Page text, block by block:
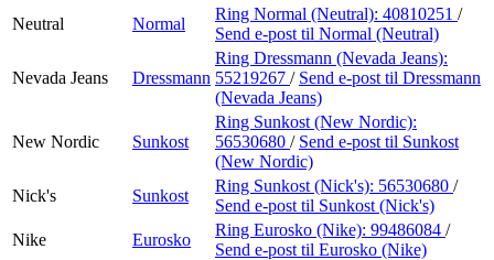
Neutral
Normal
Ring Normal (Neutral): 40810251 /
Send e-post til Normal (Neutral)
Nevada Jeans Dressmann
Ring Dressmann (Nevada Jeans):
55219267 / Send e-post til Dressmann
(Nevada Jeans)
New Nordic Sunkost
Ring Sunkost (New Nordic):
56530680 / Send e-post til Sunkost
(New Nordic)
Nick's
Sunkost
Ring Sunkost (Nick's): 56530680 /
Send e-post til Sunkost (Nick's)
Nike
Eurosko
Ring Eurosko (Nike): 99486084 /
Send e-post til Eurosko (Nike)